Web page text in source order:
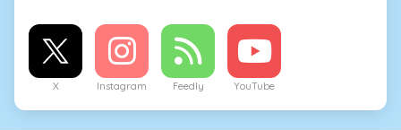
X Instagram Feedly YouTube